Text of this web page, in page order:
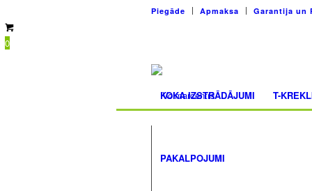
Piegāde Apmaksa Garantija un
0
KOKA IZSTRĀDĀJUMI T-
PAKALPOJUMI